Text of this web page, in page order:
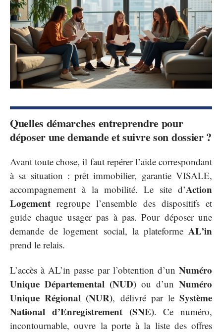
Quelles démarches entreprendre pour
déposer une demande et suivre son dossier ?
Avant toute chose, il faut repérer l’aide correspondant
à sa situation : prêt immobilier, garantie VISALE,
accompagnement à la mobilité. Le site d’Action
Logement regroupe l’ensemble des dispositifs et
guide chaque usager pas à pas. Pour déposer une
demande de logement social, la plateforme AL’in
prend le relais.
L’accès à AL’in passe par l’obtention d’un Numéro
Unique Départemental (NUD) ou d’un Numéro
Unique Régional (NUR), délivré par leSystème
National d’Enregistrement (SNE). Ce numéro,
incontournable, ouvre la porte à la liste des offres